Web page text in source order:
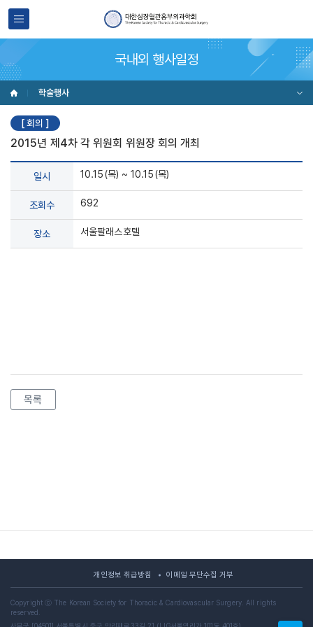
국내외 행사일정
학술행사
[ 회의 ]
2015년 제4차 각 위원회 위원장 회의 개최
일시 10.15(목) ~ 10.15(목)
조회수 692
장소 서울팔래스호텔
목록
개인정보 취급방침 이메일 무단수집 거부
Copyright ⓒ The Korean Society for Thoracic & Cardiovascular Surgery. All rights
reserved.